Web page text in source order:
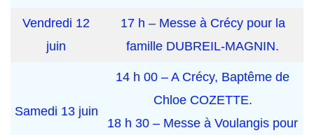
Vendredi 12
juin
17 h – Messe à Crécy pour la
famille DUBREIL-MAGNIN.
Samedi 13 juin
14 h 00 – A Crécy, Baptême de
Chloe COZETTE.
18 h 30 – Messe à Voulangis pour